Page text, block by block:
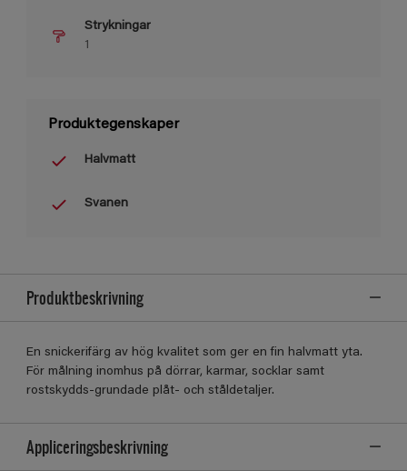
Strykningar
1
Produktegenskaper
Halvmatt
Svanen
Produktbeskrivning
En snickerifärg av hög kvalitet som ger en fin halvmatt yta.
För målning inomhus på dörrar, karmar, socklar samt
rostskydds-grundade plåt- och ståldetaljer.
Appliceringsbeskrivning